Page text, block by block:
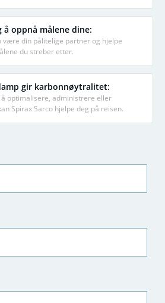
å oppnå målene dine:
være din pålitelige partner og hjelpe
du streber etter.
gir karbonnøytralitet:
å optimalisere, administrere eller
Spirax Sarco hjelpe deg på reisen.